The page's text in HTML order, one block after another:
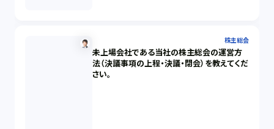
株主総会
未上場会社である当社の株主総会の運営方
法（決議事項の上程・決議・閉会）を教えてくだ
さい。